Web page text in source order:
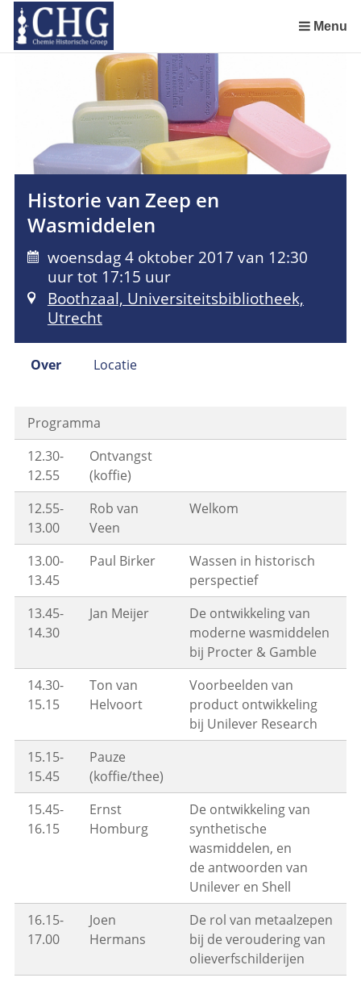
links
over
Spring
naar
menu
Menu
Historie van Zeep en
Wasmiddelen
woensdag 4 oktober 2017 van 12:30
uur tot 17:15 uur
Boothzaal, Universiteitsbibliotheek,
Utrecht
Over Locatie
Programma
12.30-
12.55
Ontvangst
(koffie)
12.55-
13.00
Rob van
Veen
Welkom
13.00-
13.45
Paul Birker
Wassen in historisch
perspectief
13.45-
14.30
Jan Meijer
De ontwikkeling van
moderne wasmiddelen
bij Procter & Gamble
14.30-
15.15
Ton van
Helvoort
Voorbeelden van
product ontwikkeling
bij Unilever Research
15.15-
15.45
Pauze
(koffie/thee)
15.45-
16.15
Ernst
Homburg
De ontwikkeling van
synthetische
wasmiddelen, en
de antwoorden van
Unilever en Shell
16.15-
17.00
Joen
Hermans
De rol van metaalzepen
bij de veroudering van
olieverfschilderijen